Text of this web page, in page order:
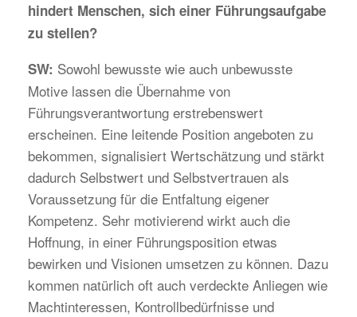
hindert Menschen, sich einer Führungsaufgabe
zu stellen?
SW: Sowohl bewusste wie auch unbewusste
Motive lassen die Übernahme von
Führungsverantwortung erstrebenswert
erscheinen. Eine leitende Position angeboten zu
bekommen, signalisiert Wertschätzung und stärkt
dadurch Selbstwert und Selbstvertrauen als
Voraussetzung für die Entfaltung eigener
Kompetenz. Sehr motivierend wirkt auch die
Hoffnung, in einer Führungsposition etwas
bewirken und Visionen umsetzen zu können. Dazu
kommen natürlich oft auch verdeckte Anliegen wie
Machtinteressen, Kontrollbedürfnisse und